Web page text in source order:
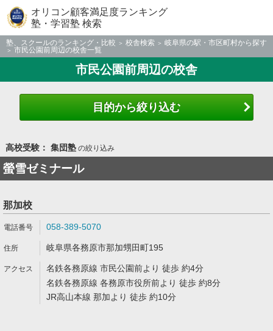
オリコン顧客満足度ランキング
塾・学習塾 検索
塾、スクールのランキング・比較 校舎検索
岐阜県の駅・市区町村から探す
市民公園前周辺の校舎一覧
市民公園前周辺の校舎
目的から絞り込む
高校受験： 集団塾の絞り込み
螢雪ゼミナール
那加校
058-389-5070
岐阜県各務原市那加甥田町195
名鉄各務原線 市民公園前より 徒歩 約4分
名鉄各務原線 各務原市役所前より 徒歩 約8分
JR高山本線 那加より 徒歩 約10分